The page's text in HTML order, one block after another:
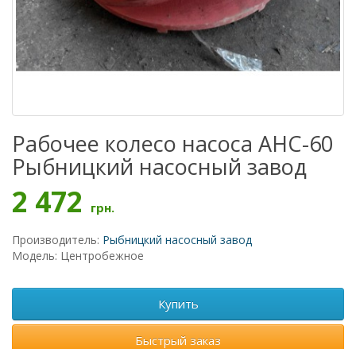
Рабочее колесо насоса АНС-60
Рыбницкий насосный завод
2 472 грн.
Производитель: Рыбницкий насосный завод
Модель: Центробежное
Купить
Быстрый заказ